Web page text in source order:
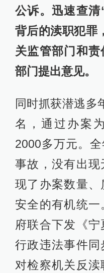
公诉。迅速查清
背后的渎职犯罪
关监管部门和
部门提出意见。
同时抓获潜逃多
名，通过办案
2000多万元。
事故，没有出
现了办案数量、
安全的有机统
府联合下发《
行政违法事件同
对检察机关反